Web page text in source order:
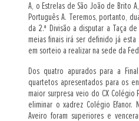
A, o Estrelas de São João de Brito
Português A. Teremos, portanto,
da 2.ª Divisão a disputar a Taça
meias finais irá ser definido já
em sorteio a realizar na sede da
Dos quatro apurados para a
quartetos apresentados para os
maior surpresa veio do CX Colégio
eliminar o xadrez Colégio
Aveiro foram superiores e